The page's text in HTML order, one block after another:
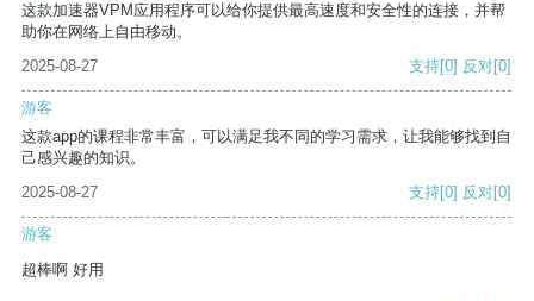
这款加速器VPM应用程序可以给你提供最高速度和安全性的连接，并帮
助你在网络上自由移动。
2025-08-27
支持[0] 反对[0]
游客
这款app的课程非常丰富，可以满足我不同的学习需求，让我能够找到自
己感兴趣的知识。
2025-08-27
支持[0] 反对[0]
游客
超棒啊 好用